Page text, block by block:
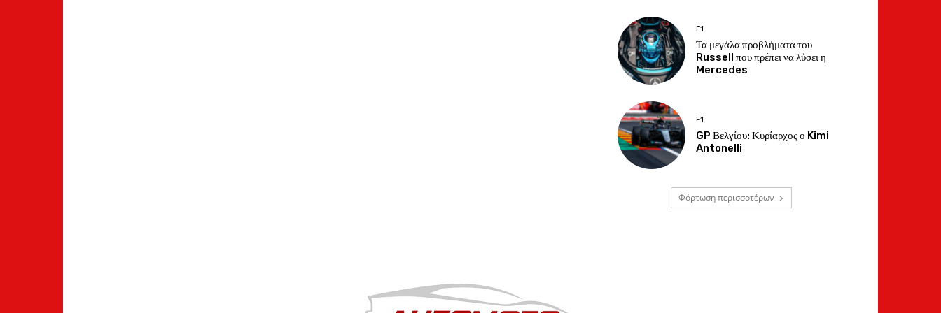
F1
Τα μεγάλα προβλήματα του
Russell που πρέπει να λύσει η
Mercedes
F1
GP Βελγίου: Κυρίαρχος ο Kimi
Antonelli
Φόρτωση περισσοτέρων